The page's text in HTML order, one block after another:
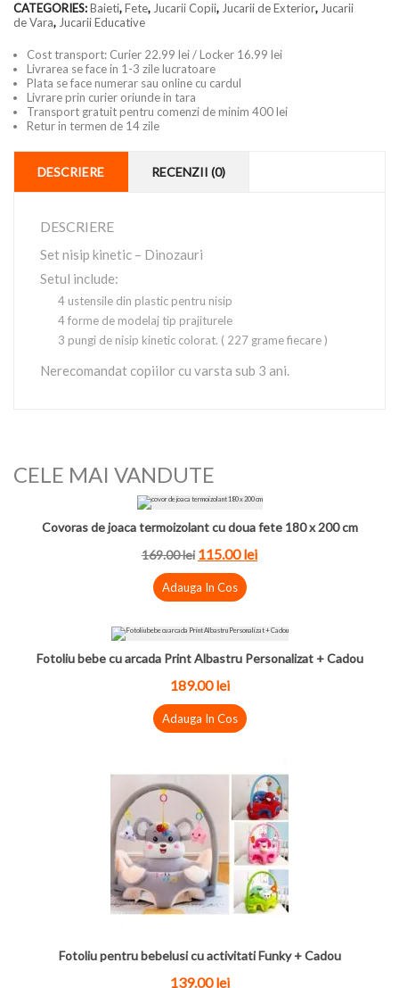
CATEGORIES:Baieti,Fete, Jucarii Copii, Jucarii de Exterior, Jucarii
de Vara, Jucarii Educative
Cost transport: Curier 22.99 lei / Locker 16.99 lei
Livrarea se face in 1-3 zile lucratoare
Plata se face numerar sau online cu cardul
Livrare prin curier oriunde in tara
Transport gratuit pentru comenzi de minim 400 lei
Retur in termen de 14 zile
DESCRIERE RECENZII (0)
DESCRIERE
Set nisip kinetic – Dinozauri
Setul include:
4 ustensile din plastic pentru nisip
4 forme de modelaj tip prajiturele
3 pungi de nisip kinetic colorat. ( 227 grame fiecare )
Nerecomandat copiilor cu varsta sub 3 ani.
CELE MAI VANDUTE
Covoras de joaca termoizolant cu doua fete 180 x 200 cm
169.00lei 115.00lei
Adauga In Cos
Fotoliu bebe cu arcada Print Albastru Personalizat + Cadou
189.00lei
Adauga In Cos
Fotoliu pentru bebelusi cu activitati Funky + Cadou
139.00lei